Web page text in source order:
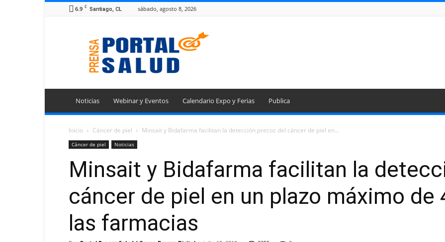
6.9 C Santiago, CL sábado, agosto 8, 2026
Portal
Prensa
Salud
Noticias Webinar y Eventos Calendario Expo y Ferias Publica
Inicio Cáncer de piel Minsait y Bidafarma facilitan la detección precoz del cáncer de piel en...
Cáncer de piel Noticias
Minsait y Bidafarma facilitan la
cáncer de piel en un plazo máximo de
las farmacias